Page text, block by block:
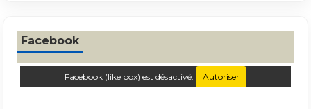
Facebook
Facebook (like box) est désactivé. Autoriser